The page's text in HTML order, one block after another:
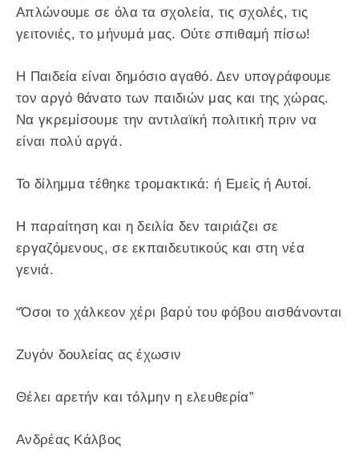
Απλώνουμε σε όλα τα σχολεία, τις σχολές, τις
γειτονιές, το μήνυμά μας. Ούτε σπιθαμή πίσω!
Η Παιδεία είναι δημόσιο αγαθό. Δεν υπογράφουμε
τον αργό θάνατο των παιδιών μας και της χώρας.
Να γκρεμίσουμε την αντιλαϊκή πολιτική πριν να
είναι πολύ αργά.
Το δίλημμα τέθηκε τρομακτικά: ή Εμείς ή Αυτοί.
Η παραίτηση και η δειλία δεν ταιριάζει σε
εργαζόμενους, σε εκπαιδευτικούς και στη νέα
γενιά.
“Όσοι το χάλκεον χέρι βαρύ του φόβου αισθάνονται
Ζυγόν δουλείας ας έχωσιν
Θέλει αρετήν και τόλμην η ελευθερία”
Ανδρέας Κάλβος